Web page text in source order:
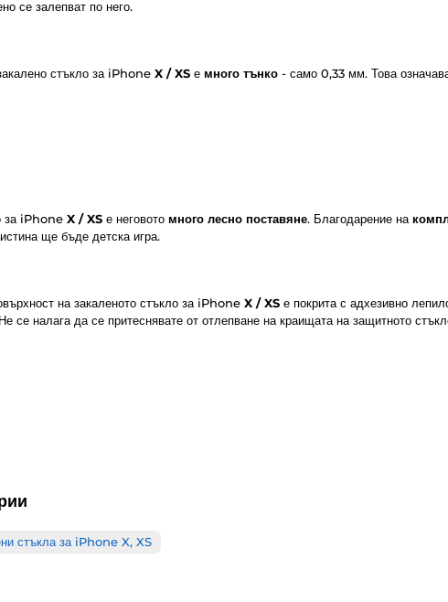
се залепват по него.
стъкло за iPhone X / XS е много тънко - само 0,33 мм. Това
за iPhone X / XS е неговото много лесно поставяне. Благодарение на
ще бъде детска игра.
на закаленото стъкло за iPhone X / XS е покрита с адхезивно
се налага да се притеснявате от отлепване на краищата на защитното
стъкла за iPhone X, XS